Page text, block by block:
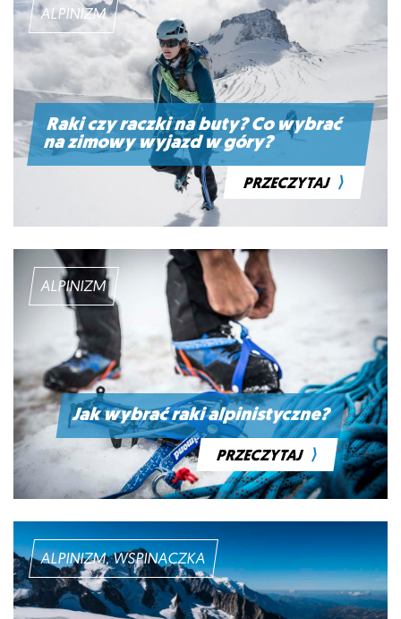
ALPINIZM
Raki czy raczki na buty? Co wybrać
na zimowy wyjazd w góry?
PRZECZYTAJ ⟩
ALPINIZM
Jak wybrać raki alpinistyczne?
PRZECZYTAJ ⟩
ALPINIZM, WSPINACZKA